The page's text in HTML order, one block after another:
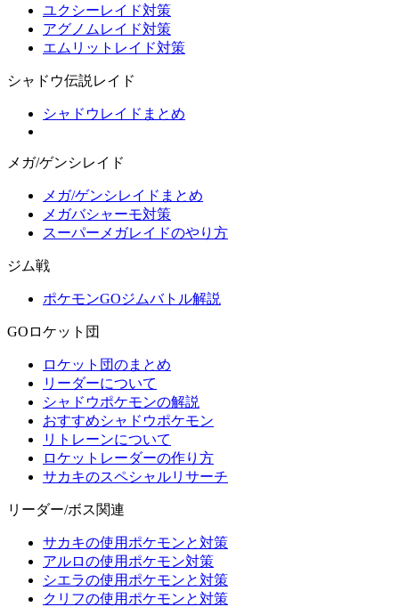
ユクシーレイド対策
アグノムレイド対策
エムリットレイド対策
シャドウ伝説レイド
シャドウレイドまとめ
メガ/ゲンシレイド
メガ/ゲンシレイドまとめ
メガバシャーモ対策
スーパーメガレイドのやり方
ジム戦
ポケモンGOジムバトル解説
GOロケット団
ロケット団のまとめ
リーダーについて
シャドウポケモンの解説
おすすめシャドウポケモン
リトレーンについて
ロケットレーダーの作り方
サカキのスペシャルリサーチ
リーダー/ボス関連
サカキの使用ポケモンと対策
アルロの使用ポケモン対策
シエラの使用ポケモンと対策
クリフの使用ポケモンと対策